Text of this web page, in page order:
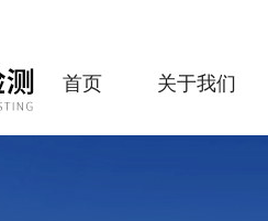
首页 关于我们